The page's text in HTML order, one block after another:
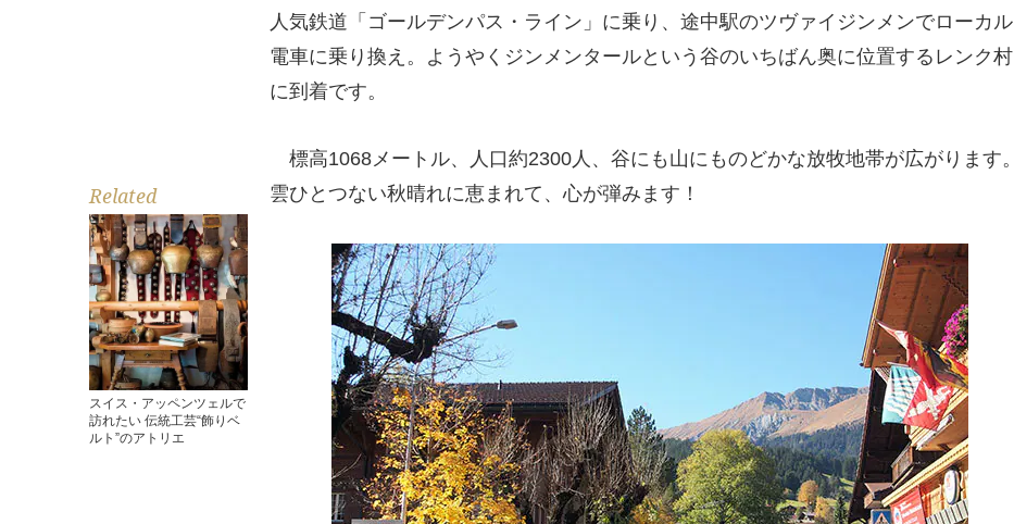
Related
スイス・アッペンツェルで
訪れたい 伝統工芸“飾りベ
ルト”のアトリエ
人気鉄道「ゴールデンパス・ライン」に乗り、途中駅のツヴァイジンメンでローカル
電車に乗り換え。ようやくジンメンタールという谷のいちばん奥に位置するレンク村
に到着です。
標高1068メートル、人口約2300人、谷にも山にものどかな放牧地帯が広がります。
雲ひとつない秋晴れに恵まれて、心が弾みます！